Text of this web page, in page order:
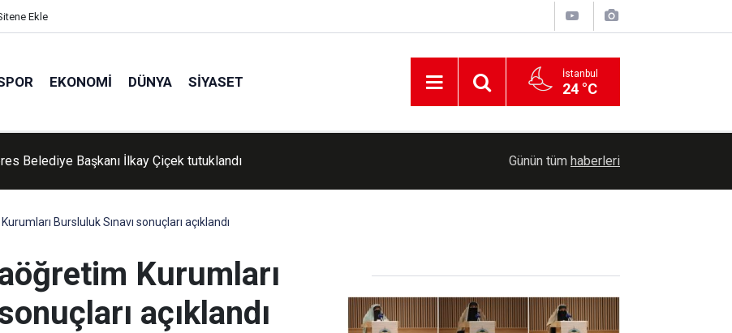
Ekle
EKONOMI DÜNYA SIYASET İstanbul
24 °C
Kur'an kursu öğrencileri piknikte buluştu Erzurum'da Bağımlılıkla Mücadele İl
Günün tüm haberleri
Bursluluk Sınavı sonuçları açıklandı
Kurumları
açıklandı